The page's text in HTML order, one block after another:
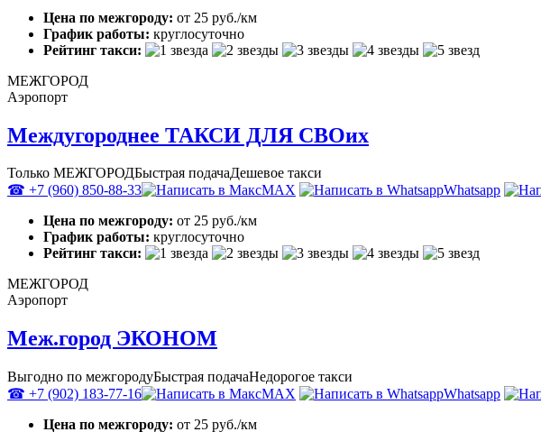
Цена по межгороду: от 25 руб./км
График работы: круглосуточно
Рейтинг такси:
МЕЖГОРОД
Аэропорт
Междугороднее ТАКСИ ДЛЯ СВОих
Только МЕЖГОРОДБыстрая подачаДешевое такси
☎ +7 (960) 850-88-33
MAX Whatsapp
Цена по межгороду: от 25 руб./км
График работы: круглосуточно
Рейтинг такси:
МЕЖГОРОД
Аэропорт
Меж.город ЭКОНОМ
Выгодно по межгородуБыстрая подачаНедорогое такси
☎ +7 (902) 183-77-16
MAX Whatsapp
Цена по межгороду: от 25 руб./км